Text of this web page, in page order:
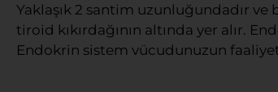
Yaklaşık 2 santim uzunluğundadır ve
tiroid kıkırdağının altında yer alır.
Endokrin sistem vücudunuzun